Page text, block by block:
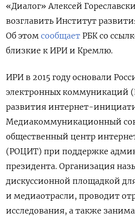
«Диалог» Алексей
возглавить Институт
Об этом сообщает РБК со
близкие к ИРИ и Кремлю.
ИРИ в 2015 году основали
электронных коммуникаций
развития интернет-
Медиакоммуникационный
общественный центр
(РОЦИТ) при поддержке
президента. Организация
дискуссионной площадкой
и медиаотрасли, проводит
исследования, а также